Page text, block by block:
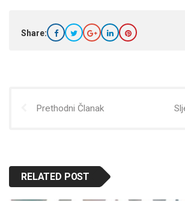
Share:
Prethodni Članak
RELATED POST